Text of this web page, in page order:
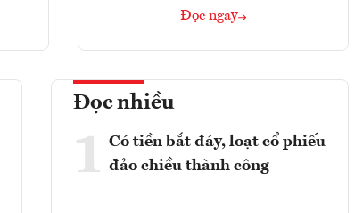
Đọc ngay
Đọc nhiều
1 Có tiền bắt đáy, loạt cổ phiếu
đảo chiều thành công